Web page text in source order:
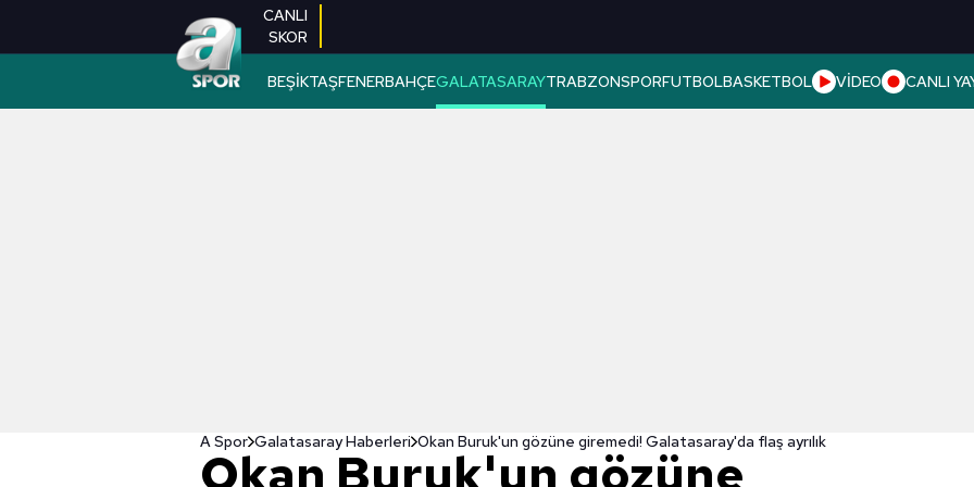
CANLI
SKOR
BEŞİKTAŞFENERBAHÇEGALATASARAYTRABZONSPORFUTBOLBASKETBOL VİDEO CANLI
A Spor Galatasaray Haberleri Okan Buruk'un gözüne giremedi! Galatasaray'da flaş ayrılık
Okan Buruk'un gözüne